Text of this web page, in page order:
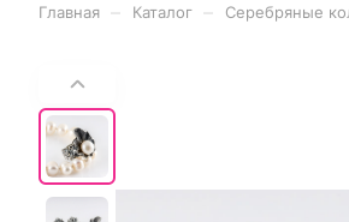
Главная Каталог Серебряные